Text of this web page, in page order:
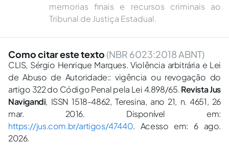
memorias finais e recursos criminais ao
Tribunal de Justiça Estadual.
Como citar este texto (NBR 6023:2018 ABNT)
CLIS, Sérgio Henrique Marques. Violência arbitrária e Lei
de Abuso de Autoridade:: vigência ou revogação do
artigo 322 do Código Penal pela Lei 4.898/65. Revista Jus
Navigandi, ISSN 1518-4862, Teresina, ano 21, n. 4651, 26
mar. 2016. Disponível em:
https://jus.com.br/artigos/47440. Acesso em: 6 ago.
2026.